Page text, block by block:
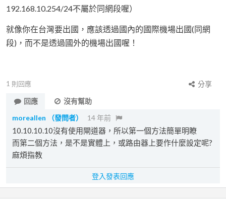
192.168.10.254/24不屬於同網段喔）
就像你在台灣要出國，應該透過國內的國際機場出國(同網
段)，而不是透過國外的機場出國喔！
1 則回應
分享
回應
沒有幫助
moreallen
（發問者） 14 年前
10.10.10.10沒有使用閘道器，所以第一個方法簡單明瞭
而第二個方法，是不是實體上，或路由器上要作什麼設定呢?
麻煩指教
登入發表回應